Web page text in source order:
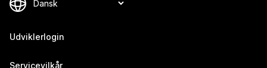
Udviklerlogin
Servicevilkår